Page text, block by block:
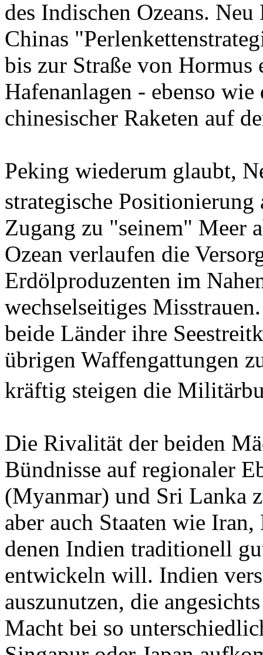
des Indischen Ozeans.
Chinas
bis zur Straße von Hormus
Hafenanlagen - ebenso
chinesischer Raketen auf
Peking wiederum glaubt,
strategische
Zugang zu "seinem" Meer
Ozean verlaufen die
Erdölproduzenten im
wechselseitiges
beide Länder ihre
übrigen Waffengattungen
kräftig steigen die
Die Rivalität der beiden
Bündnisse auf regionaler
(Myanmar) und Sri Lanka
aber auch Staaten wie
denen Indien traditionell
entwickeln will. Indien
auszunutzen, die
Macht bei so